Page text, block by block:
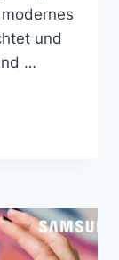
und
…